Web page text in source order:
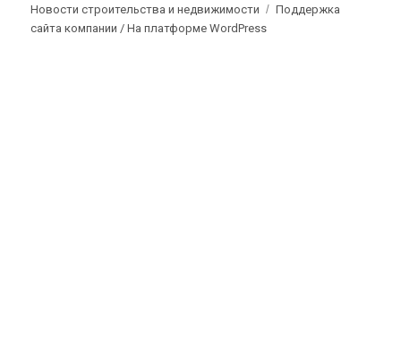
Новости строительства и недвижимости
Поддержка
сайта компании /На платформе WordPress